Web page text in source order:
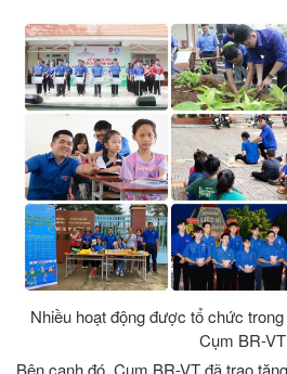
Nhiều hoạt động được tổ chức
Cụm BR-VT
Bên cạnh đó, Cụm BR-VT đã trao